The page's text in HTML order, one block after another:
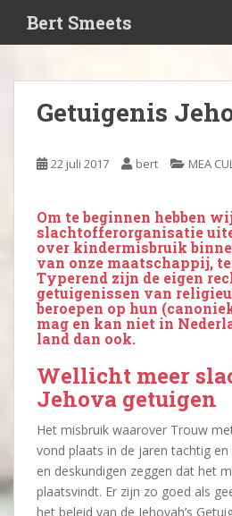
i
Bert Smeets
Getuigenis
22 juli 2017 bert MEA
Om te beginnen hebben
slachtofferorganisatie
over kindermisbruik
van onze maatschappij,
Typerend zijn de eigen
getuigenissen van
beroepen op hun
mag en kan niet in
land dan ook.
Wellicht meer
Jehova getuigen
Het misbruik waarover Trouw
vond plaats in de jaren tachtig
en deskundigen zeggen dat het
plaatsvindt. Er zijn zo goed als
het beleid van de Jehovah’s